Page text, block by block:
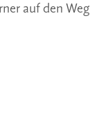
auf den